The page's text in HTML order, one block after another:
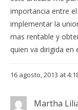
importancia entre
implementar la
mas rentable y
quien va dirigida en
16 agosto, 2013 at
Martha